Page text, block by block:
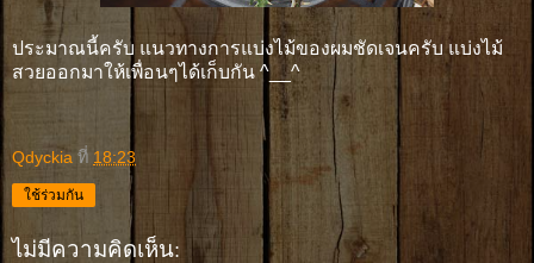
ประมาณนี้ครับ แนวทางการแบ่งไม้ของผมชัดเจนครับ แบ่งไม้
สวยออกมาให้เพื่อนๆได้เก็บกัน ^__^
Qdyckia ที่ 18:23
ใช้ร่วมกัน
ไม่มีความคิดเห็น: